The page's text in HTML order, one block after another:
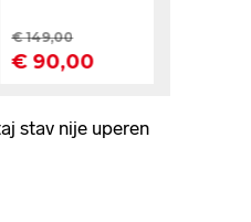
stav nije uperen